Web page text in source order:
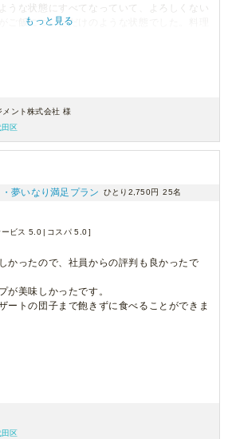
うな状態にすべてなっていて、よろしくない
ご飯についただけのような状態でした。料理
なるのか？テストしないといけないのではな
や多く感じた。小さいサイズに切っているの
た。
もっと見る
メント株式会社 様
区
夢いなり満足プラン ひとり2,750円 25名
ービス 5.0 コスパ 5.0
かったので、社員からの評判も良かったで
が美味しかったです。
ートの団子まで飽きずに食べることができま
区